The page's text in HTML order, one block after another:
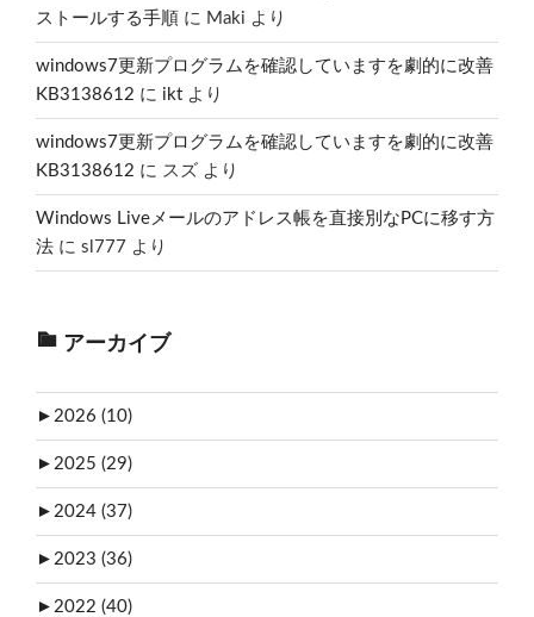
ストールする手順 に Maki より
windows7更新プログラムを確認していますを劇的に改善
KB3138612 に ikt より
windows7更新プログラムを確認していますを劇的に改善
KB3138612 に スズ より
Windows Liveメールのアドレス帳を直接別なPCに移す方
法 に sl777 より
アーカイブ
► 2026 (10)
► 2025 (29)
► 2024 (37)
► 2023 (36)
► 2022 (40)